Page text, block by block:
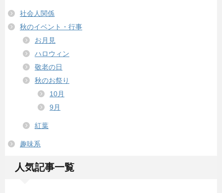
社会人関係
秋のイベント・行事
お月見
ハロウィン
敬老の日
秋のお祭り
10月
9月
紅葉
趣味系
人気記事一覧